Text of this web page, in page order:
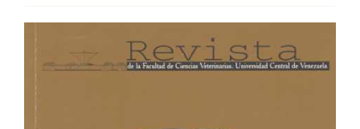
lateral
del
artículo